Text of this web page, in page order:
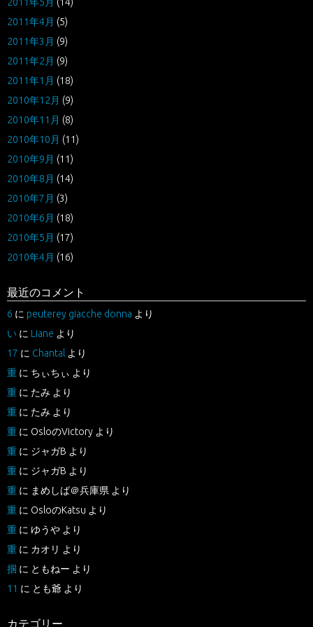
2011年5月 (14)
2011年4月 (5)
2011年3月 (9)
2011年2月 (9)
2011年1月 (18)
2010年12月 (9)
2010年11月 (8)
2010年10月 (11)
2010年9月 (11)
2010年8月 (14)
2010年7月 (3)
2010年6月 (18)
2010年5月 (17)
2010年4月 (16)
最近のコメント
6 に peuterey giacche donna より
い に Liane より
17 に Chantal より
重 に ちぃちぃ より
重 に たみ より
重 に たみ より
重 に OsloのVictory より
重 に ジャガB より
重 に ジャガB より
重 に まめしば＠兵庫県 より
重 に OsloのKatsu より
重 に ゆうや より
重 に カオリ より
掴 に ともねー より
11 に とも爺 より
カテゴリー